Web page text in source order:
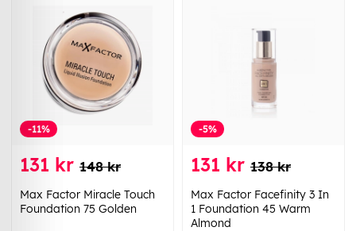
-11%
131 kr 148 kr
Max Factor Miracle Touch
Foundation 75 Golden
-5%
131 kr 138 kr
Max Factor Facefinity 3 In
1 Foundation 45 Warm
Almond